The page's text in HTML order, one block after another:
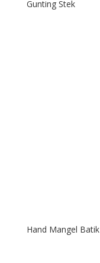
Gunting Stek
Hand Mangel Batik